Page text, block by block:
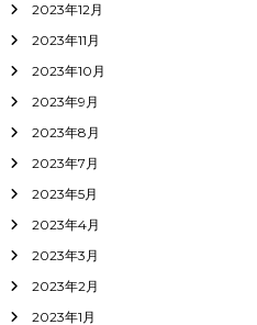
2023年12月
2023年11月
2023年10月
2023年9月
2023年8月
2023年7月
2023年5月
2023年4月
2023年3月
2023年2月
2023年1月